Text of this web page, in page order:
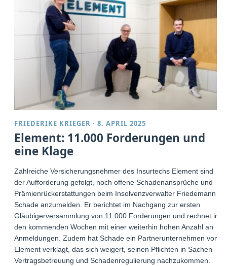
FRIEDERIKE KRIEGER ·8. APRIL 2025
Element: 11.000 Forderungen und
eine Klage
Zahlreiche Versicherungsnehmer des Insurtechs Element sind
der Aufforderung gefolgt, noch offene Schadenansprüche und
Prämienrückerstattungen beim Insolvenzverwalter Friedemann
Schade anzumelden. Er berichtet im Nachgang zur ersten
Gläubigerversammlung von 11.000 Forderungen und rechnet in
den kommenden Wochen mit einer weiterhin hohen Anzahl an
Anmeldungen. Zudem hat Schade ein Partnerunternehmen von
Element verklagt, das sich weigert, seinen Pflichten in Sachen
Vertragsbetreuung und Schadenregulierung nachzukommen.